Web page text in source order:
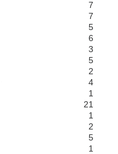
7
7
5
6
3
5
2
4
1
21
1
2
5
1